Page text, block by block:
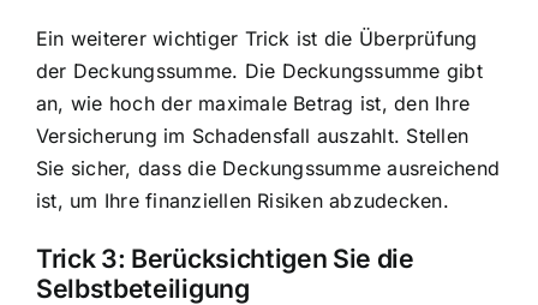
Ein weiterer wichtiger Trick ist die Überprüfung
der Deckungssumme. Die Deckungssumme gibt
an, wie hoch der maximale Betrag ist, den Ihre
Versicherung im Schadensfall auszahlt. Stellen
Sie sicher, dass die Deckungssumme ausreichend
ist, um Ihre finanziellen Risiken abzudecken.
Trick 3: Berücksichtigen Sie die
Selbstbeteiligung